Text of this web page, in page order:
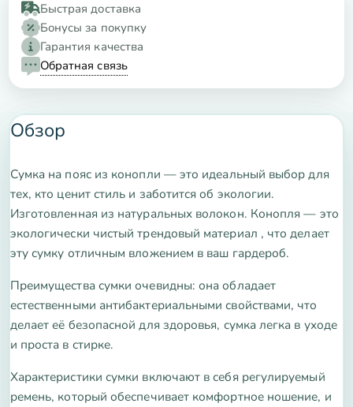
Быстрая доставка
Бонусы за покупку
Гарантия качества
Обратная связь
Обзор
Сумка на пояс из конопли — это идеальный выбор для
тех, кто ценит стиль и заботится об экологии.
Изготовленная из натуральных волокон. Конопля — это
экологически чистый трендовый материал , что делает
эту сумку отличным вложением в ваш гардероб.
Преимущества сумки очевидны: она обладает
естественными антибактериальными свойствами, что
делает её безопасной для здоровья, сумка легка в уходе
и проста в стирке.
Характеристики сумки включают в себя регулируемый
ремень, который обеспечивает комфортное ношение, и